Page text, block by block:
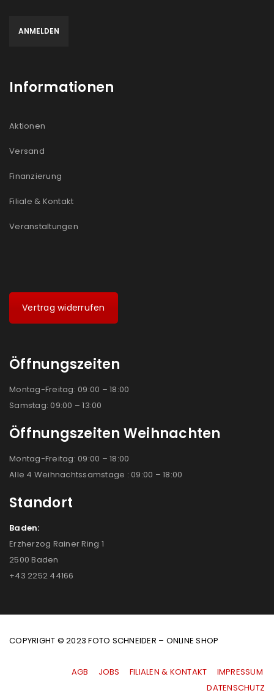
Informationen
Aktionen
Versand
Finanzierung
Filiale & Kontakt
Veranstaltungen
Vertrag widerrufen
Öffnungszeiten
Montag-Freitag: 09:00 – 18:00
Samstag: 09:00 – 13:00
Öffnungszeiten Weihnachten
Montag-Freitag: 09:00 – 18:00
Alle 4 Weihnachtssamstage : 09:00 – 18:00
Standort
Baden:
Erzherzog Rainer Ring 1
2500 Baden
+43 2252 44166
COPYRIGHT © 2023 FOTO SCHNEIDER – ONLINE SHOP
AGB JOBS FILIALEN & KONTAKT
IMPRESSUM
|DATENSCHUTZ